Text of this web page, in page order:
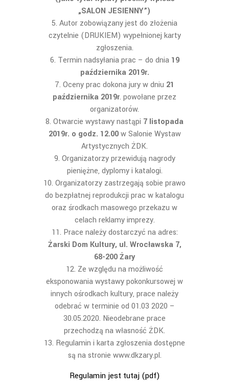
„SALON JESIENNY”)
Autor zobowiązany jest do złożenia
czytelnie (DRUKIEM) wypełnionej karty
zgłoszenia.
Termin nadsyłania prac – do dnia19
października 2019r.
Oceny prac dokona jury w dniu 21
października 2019r. powołane przez
organizatorów.
Otwarcie wystawy nastąpi 7 listopada
2019r. o godz. 12.00w Salonie Wystaw
Artystycznych ŻDK.
Organizatorzy przewidują nagrody
pieniężne, dyplomy i katalogi.
Organizatorzy zastrzegają sobie prawo
do bezpłatnej reprodukcji prac w katalogu
oraz środkach masowego przekazu w
celach reklamy imprezy.
Prace należy dostarczyć na adres:
Żarski Dom Kultury, ul. Wrocławska 7,
68-200 Żary
Ze względu na możliwość
eksponowania wystawy pokonkursowej w
innych ośrodkach kultury, prace należy
odebrać w terminie od 01.03 2020 –
30.05.2020. Nieodebrane prace
przechodzą na własność ŻDK.
Regulamin i karta zgłoszenia dostępne
są na stronie www.dkzary.pl.
Regulamin jest tutaj (pdf)